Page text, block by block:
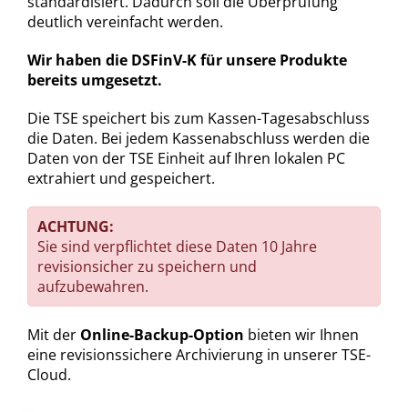
deutlich vereinfacht werden.
Wir haben die DSFinV-K für unsere Produkte
bereits umgesetzt.
Die TSE speichert bis zum Kassen-Tagesabschluss
die Daten. Bei jedem Kassenabschluss werden die
Daten von der TSE Einheit auf Ihren lokalen PC
extrahiert und gespeichert.
ACHTUNG:
Sie sind verpflichtet diese Daten 10 Jahre
revisionsicher zu speichern und
aufzubewahren.
Mit der Online-Backup-Option bieten wir Ihnen
eine revisionssichere Archivierung in unserer TSE-
Cloud.